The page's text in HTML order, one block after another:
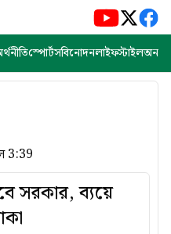
স্পোর্টসবিনোদনলাইফস্টাইল
3:39
সরকার, ব্যয়ে